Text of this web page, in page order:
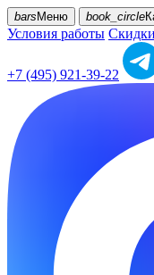
bars Меню book_circle
Условия работы Скидки
+7 (495) 921-39-22